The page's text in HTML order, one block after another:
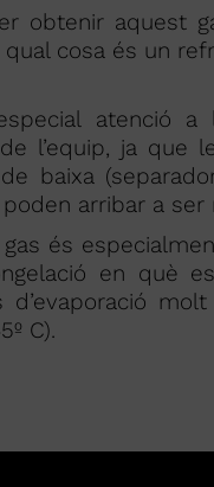
obtenir aquest
qual cosa és un
atenció a
l’equip, ja que
baixa
arribar a
gas és
en què
d’evaporació
C).